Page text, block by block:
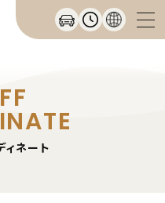
ィネート